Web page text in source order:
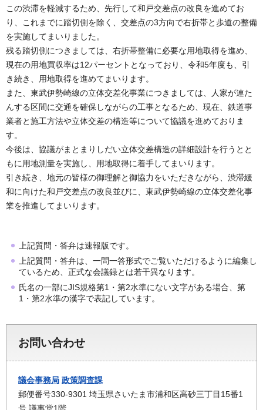
この渋滞を軽減するため、先行して和戸交差点の改良を進めてお
り、これまでに踏切側を除く、交差点の3方向で右折帯と歩道の整備
を実施してまいりました。
残る踏切側につきましては、右折帯整備に必要な用地取得を進め、
現在の用地買収率は12パーセントとなっており、令和5年度も、引
き続き、用地取得を進めてまいります。
また、東武伊勢崎線の立体交差化事業につきましては、人家が連た
んする区間に交通を確保しながらの工事となるため、現在、鉄道事
業者と施工方法や立体交差の構造等について協議を進めておりま
す。
今後は、協議がまとまりしだい立体交差構造の詳細設計を行うとと
もに用地測量を実施し、用地取得に着手してまいります。
引き続き、地元の皆様の御理解と御協力をいただきながら、渋滞緩
和に向けた和戸交差点の改良並びに、東武伊勢崎線の立体交差化事
業を推進してまいります。
上記質問・答弁は速報版です。
上記質問・答弁は、一問一答形式でご覧いただけるように編集し
ているため、正式な会議録とは若干異なります。
氏名の一部にJIS規格第1・第2水準にない文字がある場合、第
1・第2水準の漢字で表記しています。
お問い合わせ
議会事務局 政策調査課
郵便番号330-9301 埼玉県さいたま市浦和区高砂三丁目15番1
号 議事堂1階